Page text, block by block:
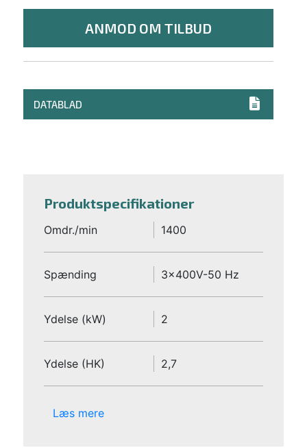
ANMOD OM TILBUD
DATABLAD
Produktspecifikationer
Omdr./min 1400
Spænding 3x400V-50 Hz
Ydelse (kW) 2
Ydelse (HK) 2,7
Læs mere